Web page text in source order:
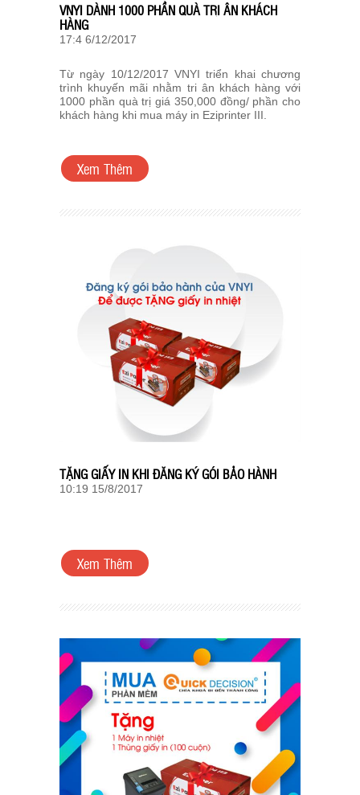
VNYI DÀNH 1000 PHẦN QUÀ TRI ÂN KHÁCH
HÀNG
17:4 6/12/2017
Từ ngày 10/12/2017 VNYI triển khai chương
trình khuyến mãi nhằm tri ân khách hàng với
1000 phần quà trị giá 350,000 đồng/ phần cho
khách hàng khi mua máy in Eziprinter III.
Xem Thêm
TẶNG GIẤY IN KHI ĐĂNG KÝ GÓI BẢO HÀNH
10:19 15/8/2017
Xem Thêm